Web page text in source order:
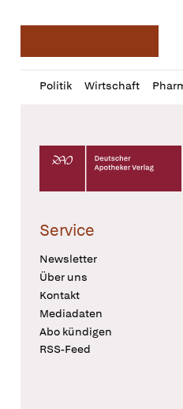
Politik Wirtschaft
Profil
öffnen
Daz
Pur
Deutscher Apotheker
Service
Newsletter
Über uns
Kontakt
Mediadaten
Abo kündigen
RSS-Feed